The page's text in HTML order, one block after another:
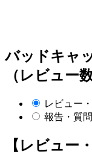
バッドキャ
（レビュー
レビュー
報告・質
【レビュー